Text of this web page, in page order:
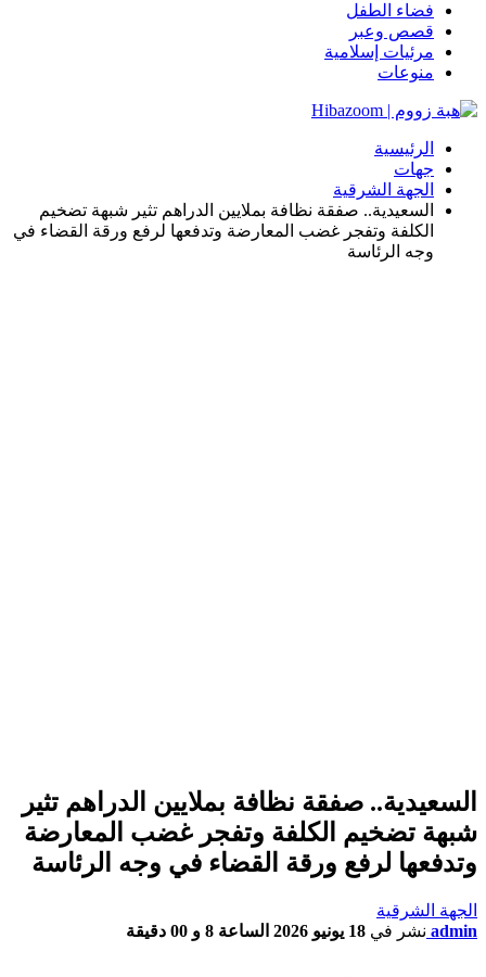
فضاء الطفل
قصص وعبر
مرئيات إسلامية
منوعات
الرئيسية
جهات
الجهة الشرقية
السعيدية.. صفقة نظافة بملايين الدراهم تثير شبهة تضخيم
الكلفة وتفجر غضب المعارضة وتدفعها لرفع ورقة القضاء في
وجه الرئاسة
السعيدية.. صفقة نظافة بملايين الدراهم تثير
شبهة تضخيم الكلفة وتفجر غضب المعارضة
وتدفعها لرفع ورقة القضاء في وجه الرئاسة
الجهة الشرقية
admin نشر في 18 يونيو 2026 الساعة 8 و 00 دقيقة